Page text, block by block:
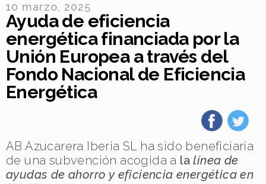
10 marzo, 2025
Ayuda de eficiencia
energética financiada por la
Unión Europea a través del
Fondo Nacional de Eficiencia
Energética
AB Azucarera Iberia SL ha sido beneficiaria
de una subvención acogida a la línea de
ayudas de ahorro y eficiencia energética en